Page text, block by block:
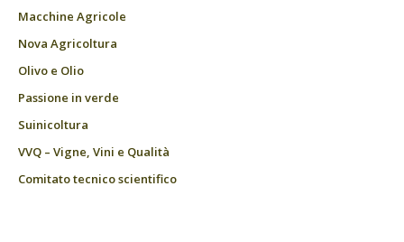
Macchine Agricole
Nova Agricoltura
Olivo e Olio
Passione in verde
Suinicoltura
VVQ – Vigne, Vini e Qualità
Comitato tecnico scientifico